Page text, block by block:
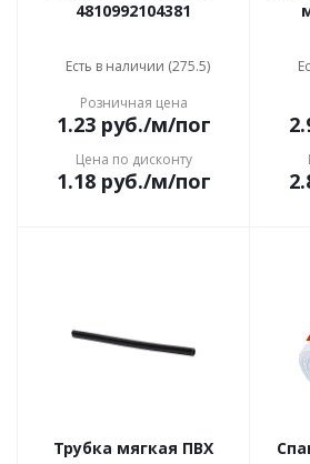
4810992104381
Есть в наличии (275.5)
Розничная цена
1.23руб./м/пог
Цена по дисконту
1.18руб./м/пог
Трубка мягкая ПВХ